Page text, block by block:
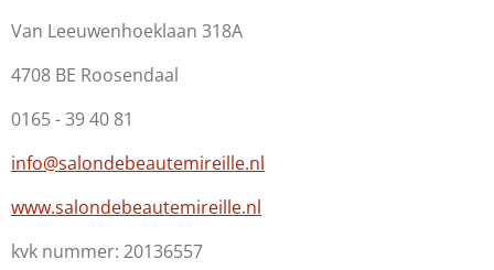
Van Leeuwenhoeklaan 318A
4708 BE Roosendaal
0165 - 39 40 81
info@salondebeautemireille.nl
www.salondebeautemireille.nl
kvk nummer: 20136557